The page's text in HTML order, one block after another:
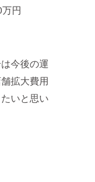
円
今後の運
拡大費用
いと思い